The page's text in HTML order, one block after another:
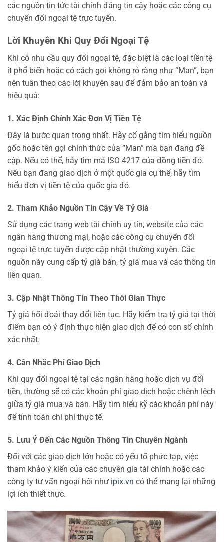
các nguồn tin tức tài chính đáng tin cậy hoặc các công cụ
chuyển đổi ngoại tệ trực tuyến.
Lời Khuyên Khi Quy Đổi Ngoại Tệ
Khi có nhu cầu quy đổi ngoại tệ, đặc biệt là các loại tiền tệ
ít phổ biến hoặc có cách gọi không rõ ràng như “Man”, bạn
nên tuân theo các lời khuyên sau để đảm bảo an toàn và
hiệu quả:
1. Xác Định Chính Xác Đơn Vị Tiền Tệ
Đây là bước quan trọng nhất. Hãy cố gắng tìm hiểu nguồn
gốc hoặc tên gọi chính thức của “Man” mà bạn đang đề
cập. Nếu có thể, hãy tìm mã ISO 4217 của đồng tiền đó.
Nếu bạn đang giao dịch ở một quốc gia cụ thể, hãy tìm
hiểu đơn vị tiền tệ của quốc gia đó.
2. Tham Khảo Nguồn Tin Cậy Về Tỷ Giá
Sử dụng các trang web tài chính uy tín, website của các
ngân hàng thương mại, hoặc các công cụ chuyển đổi
ngoại tệ trực tuyến được cập nhật thường xuyên. Các
nguồn này cung cấp tỷ giá bán, tỷ giá mua và các thông tin
liên quan.
3. Cập Nhật Thông Tin Theo Thời Gian Thực
Tỷ giá hối đoái thay đổi liên tục. Hãy kiểm tra tỷ giá tại thời
điểm bạn có ý định thực hiện giao dịch để có con số chính
xác nhất.
4. Cân Nhắc Phí Giao Dịch
Khi quy đổi ngoại tệ tại các ngân hàng hoặc dịch vụ đổi
tiền, thường sẽ có các khoản phí giao dịch hoặc chênh lệch
giữa tỷ giá mua và bán. Hãy tìm hiểu kỹ các khoản phí này
để tính toán chi phí thực tế.
5. Lưu Ý Đến Các Nguồn Thông Tin Chuyên Ngành
Đối với các giao dịch lớn hoặc có yếu tố phức tạp, việc
tham khảo ý kiến của các chuyên gia tài chính hoặc các
công ty tư vấn ngoại hối như ipix.vn có thể mang lại những
lợi ích thiết thực.